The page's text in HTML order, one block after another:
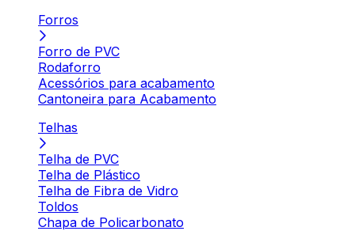
Forros
Forro de PVC
Rodaforro
Acessórios para acabamento
Cantoneira para Acabamento
Telhas
Telha de PVC
Telha de Plástico
Telha de Fibra de Vidro
Toldos
Chapa de Policarbonato